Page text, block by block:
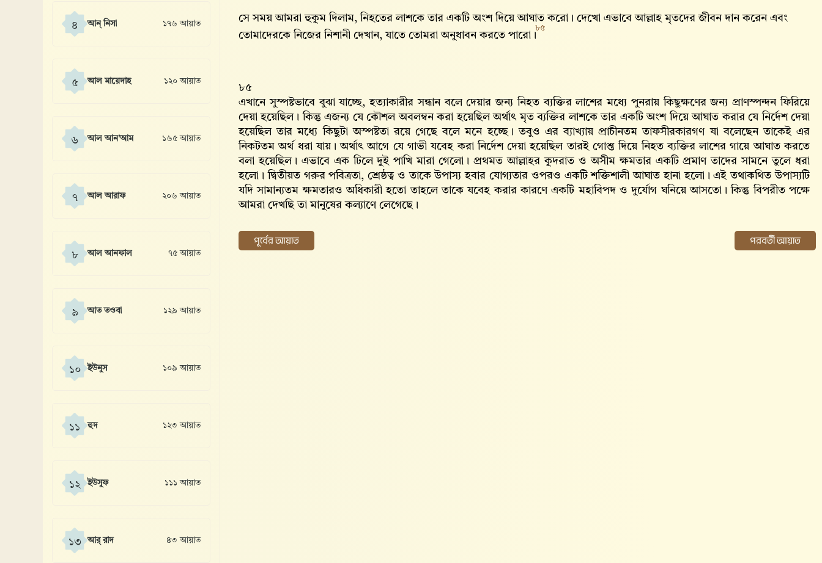
৪ আন্ নিসা ১৭৬ আয়াত
৫ আল মায়েদাহ ১২০ আয়াত
৬ আল আন'আম ১৬৫ আয়াত
৭ আল আরাফ ২০৬ আয়াত
৮ আল আনফাল ৭৫ আয়াত
৯ আত তওবা ১২৯ আয়াত
১০ ইউনুস ১০৯ আয়াত
১১ হুদ ১২৩ আয়াত
১২ ইউসুফ ১১১ আয়াত
১৩ আর্ রাদ ৪৩ আয়াত
সে সময় আমরা হুকুম দিলাম, নিহতের লাশকে তার একটি অংশ দিয়ে আঘাত করো। দেখো এভাবে আল্লাহ‌ মৃতদের জীবন দান করেন এবং
তোমাদেরকে নিজের নিশানী দেখান, যাতে তোমরা অনুধাবন করতে পারো।
৮৫
৮৫
এখানে সুস্পষ্টভাবে বুঝা যাচ্ছে, হত্যাকারীর সন্ধান বলে দেয়ার জন্য নিহত ব্যক্তির লাশের মধ্যে পুনরায় কিছুক্ষণের জন্য প্রাণস্পন্দন ফিরিয়ে
দেয়া হয়েছিল। কিন্তু এজন্য যে কৌশল অবলম্বন করা হয়েছিল অর্থাৎ মৃত ব্যক্তির লাশকে তার একটি অংশ দিয়ে আঘাত করার যে নির্দেশ দেয়া
হয়েছিল তার মধ্যে কিছুটা অস্পষ্টতা রয়ে গেছে বলে মনে হচ্ছে। তবুও এর ব্যাখ্যায় প্রাচীনতম তাফসীরকারগণ যা বলেছেন তাকেই এর
নিকটতম অর্থ ধরা যায়। অর্থাৎ আগে যে গাভী যবেহ করা নির্দেশ দেয়া হয়েছিল তারই গোশ্ত দিয়ে নিহত ব্যক্তির লাশের গায়ে আঘাত করতে
বলা হয়েছিল। এভাবে এক ঢিলে দুই পাখি মারা গেলো। প্রথমত আল্লাহর কুদরাত ও অসীম ক্ষমতার একটি প্রমাণ তাদের সামনে তুলে ধরা
হলো। দ্বিতীয়ত গরুর পবিত্রতা, শ্রেষ্ঠত্ব ও তাকে উপাস্য হবার যোগ্যতার ওপরও একটি শক্তিশালী আঘাত হানা হলো। এই তথাকথিত উপাস্যটি
যদি সামান্যতম ক্ষমতারও অধিকারী হতো তাহলে তাকে যবেহ করার কারণে একটি মহাবিপদ ও দুর্যোগ ঘনিয়ে আসতো। কিন্তু বিপরীত পক্ষে
আমরা দেখছি তা মানুষের কল্যাণে লেগেছে।
পূর্বের আয়াত পরবর্তী আয়াত